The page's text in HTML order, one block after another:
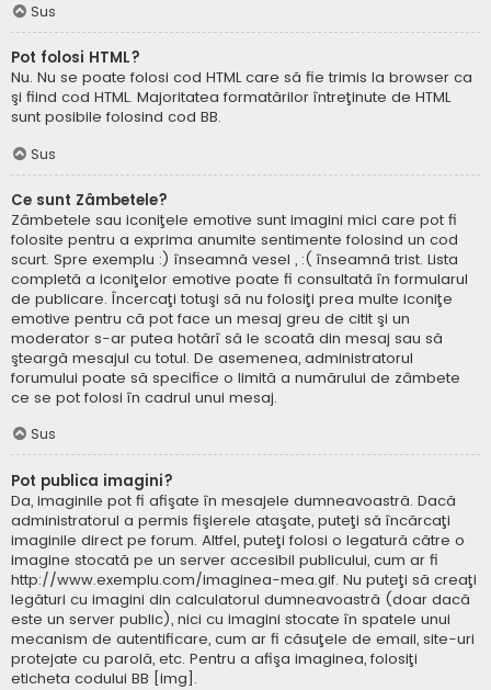
Sus
Pot folosi HTML?
Nu. Nu se poate folosi cod HTML care să fie trimis la browser ca
şi fiind cod HTML. Majoritatea formatărilor întreţinute de HTML
sunt posibile folosind cod BB.
Sus
Ce sunt Zâmbetele?
Zâmbetele sau iconiţele emotive sunt imagini mici care pot fi
folosite pentru a exprima anumite sentimente folosind un cod
scurt. Spre exemplu :) înseamnă vesel , :( înseamnă trist. Lista
completă a iconiţelor emotive poate fi consultată în formularul
de publicare. Încercaţi totuşi să nu folosiţi prea multe iconiţe
emotive pentru că pot face un mesaj greu de citit şi un
moderator s-ar putea hotărî să le scoată din mesaj sau să
şteargă mesajul cu totul. De asemenea, administratorul
forumului poate să specifice o limită a numărului de zâmbete
ce se pot folosi în cadrul unui mesaj.
Sus
Pot publica imagini?
Da, imaginile pot fi afişate în mesajele dumneavoastră. Dacă
administratorul a permis fişierele ataşate, puteţi să încărcaţi
imaginile direct pe forum. Altfel, puteţi folosi o legatură către o
imagine stocată pe un server accesibil publicului, cum ar fi
http://www.exemplu.com/imaginea-mea.gif. Nu puteţi să creaţi
legături cu imagini din calculatorul dumneavoastră (doar dacă
este un server public), nici cu imagini stocate în spatele unui
mecanism de autentificare, cum ar fi căsuţele de email, site-uri
protejate cu parolă, etc. Pentru a afişa imaginea, folosiţi
eticheta codului BB [img].